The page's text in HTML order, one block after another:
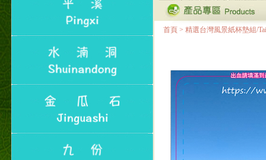
首頁 > 精選台灣風景紙杯墊組/